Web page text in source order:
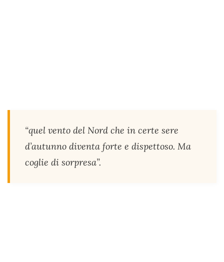
“quel vento del Nord che in certe sere
d’autunno diventa forte e dispettoso. Ma
coglie di sorpresa”.